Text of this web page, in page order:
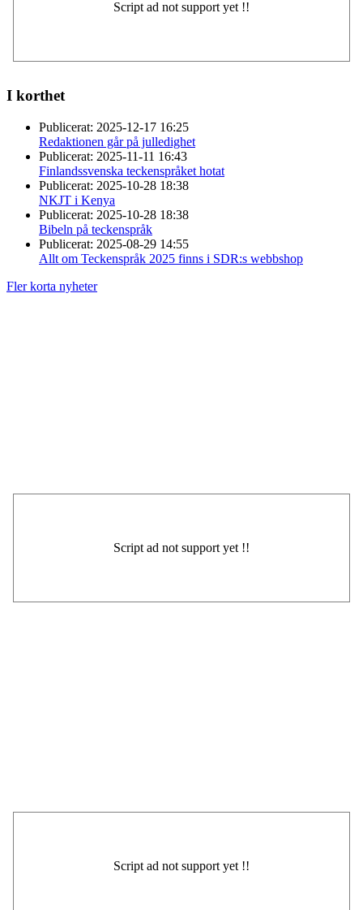
I korthet
Publicerat: 2025-12-17 16:25
Redaktionen går på julledighet
Publicerat: 2025-11-11 16:43
Finlandssvenska teckenspråket hotat
Publicerat: 2025-10-28 18:38
NKJT i Kenya
Publicerat: 2025-10-28 18:38
Bibeln på teckenspråk
Publicerat: 2025-08-29 14:55
Allt om Teckenspråk 2025 finns i SDR:s webbshop
Fler korta nyheter